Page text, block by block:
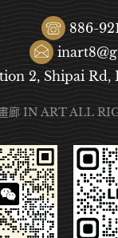
886-
2, Shipai
廊 IN ART ALL